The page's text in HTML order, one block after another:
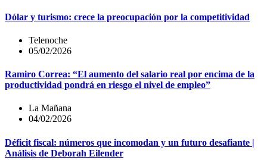
Dólar y turismo: crece la preocupación por la competitividad
Telenoche
05/02/2026
Ramiro Correa: “El aumento del salario real por encima de la
productividad pondrá en riesgo el nivel de empleo”
La Mañana
04/02/2026
Déficit fiscal: números que incomodan y un futuro desafiante |
Análisis de Deborah Eilender